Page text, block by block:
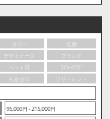
タワー
低層
デザイナーズ
ブランド
ペット可
SOHO可
礼金ゼロ
フリーレント
95,000円 - 215,000円